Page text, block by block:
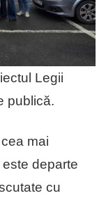
Legii
publică.
mai
departe
cu